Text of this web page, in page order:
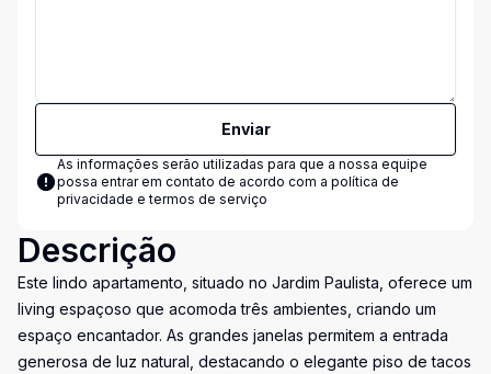
Enviar
As informações serão utilizadas para que a nossa equipe
possa entrar em contato de acordo com a política de
privacidade e termos de serviço
Descrição
Este lindo apartamento, situado no Jardim Paulista, oferece um
living espaçoso que acomoda três ambientes, criando um
espaço encantador. As grandes janelas permitem a entrada
generosa de luz natural, destacando o elegante piso de tacos